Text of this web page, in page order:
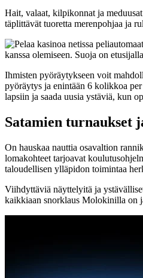
Hait, valaat, kilpikonnat ja
täplittävät tuoretta merenpohjaa ja
kanssa olemiseen. Suoja on
Ihmisten pyöräytykseen voit
pyöräytys ja enintään 6 kolikkoa
lapsiin ja saada uusia ystäviä, kun
Satamien turnaukset
On hauskaa nauttia osavaltion
lomakohteet tarjoavat
taloudellisen ylläpidon toimintaa
Viihdyttäviä näyttelyitä ja
kaikkiaan snorklaus Molokinilla on